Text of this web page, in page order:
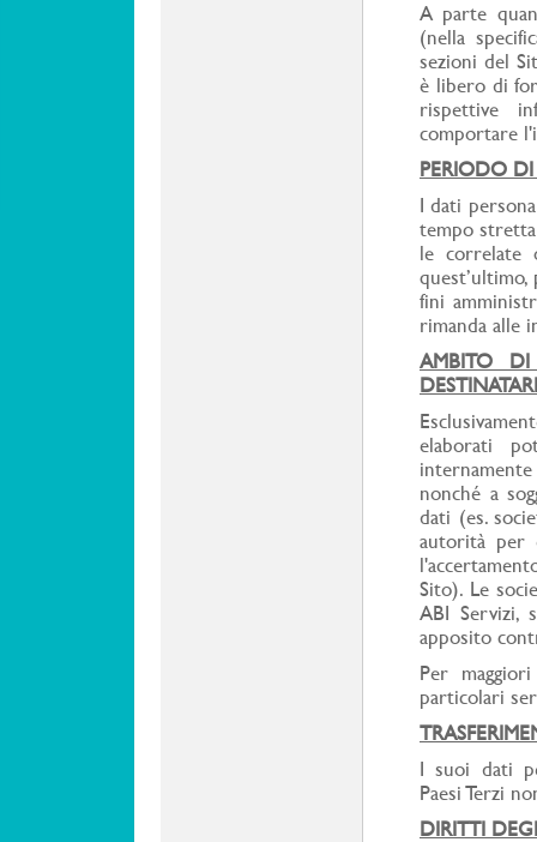
A parte
(nella
sezioni del
è libero di
rispettive
comportare
PERIODO
I dati
tempo
le correlate
fini
rimanda alle
AMBITO
DESTINATARI
elaborati
nonché a
dati (es.
autorità per
Sito). Le
ABI Servizi,
apposito
Per
particolari
I suoi dati
Paesi Terzi
DIRITTI